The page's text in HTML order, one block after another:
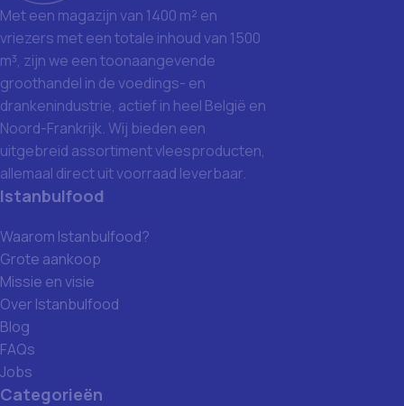
Met een magazijn van 1400 m² en
vriezers met een totale inhoud van 1500
m³, zijn we een toonaangevende
groothandel in de voedings- en
drankenindustrie, actief in heel België en
Noord-Frankrijk. Wij bieden een
uitgebreid assortiment vleesproducten,
allemaal direct uit voorraad leverbaar.
Istanbulfood
Waarom Istanbulfood?
Grote aankoop
Missie en visie
Over Istanbulfood
Blog
FAQs
Jobs
Categorieën